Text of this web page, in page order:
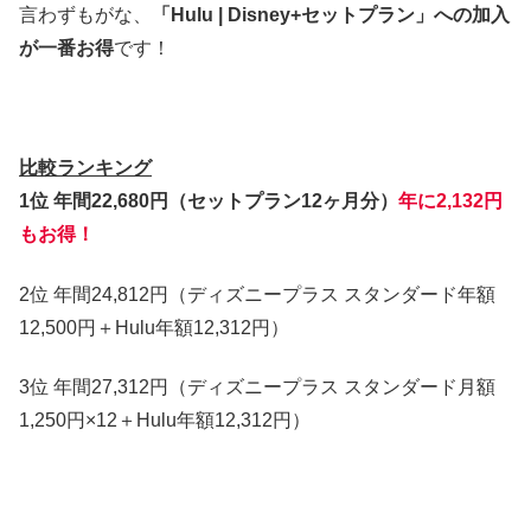
言わずもがな、
「Hulu | Disney+セットプラン」への加入
が一番お得です！
比較ランキング
1位 年間22,680円（セットプラン12ヶ月分） 年に2,132円
もお得！
2位 年間24,812円（ディズニープラス スタンダード年額
12,500円＋Hulu年額12,312円）
3位 年間27,312円（ディズニープラス スタンダード月額
1,250円×12＋Hulu年額12,312円 ）